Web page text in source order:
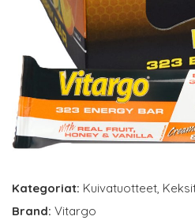
Kategoriat: Kuivatuotteet,
Brand: Vitargo